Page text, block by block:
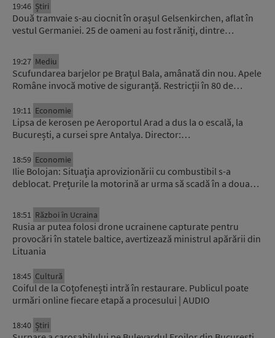
19:46 Știri
Două tramvaie s-au ciocnit în orașul Gelsenkirchen, aflat în
vestul Germaniei. 25 de oameni au fost răniți, dintre…
19:27 Mediu
Scufundarea barjelor pe Brațul Bala, amânată din nou. Apele
Române invocă motive de siguranță. Restricții în 80 de…
19:11 Economie
Lipsa de kerosen pe Aeroportul Arad a dus la o escală, la
București, a cursei spre Antalya. Director:…
18:59 Economie
Ilie Bolojan: Situaţia aprovizionării cu combustibil s-a
deblocat. Prețurile la motorină ar urma să scadă în a doua…
18:51 Război în Ucraina
Rusia ar putea folosi drone ucrainene capturate pentru
provocări în statele baltice, avertizează ministrul apărării din
Lituania
18:45 Cultură
Coiful de la Coțofenești intră în restaurare. Publicul poate
urmări online fiecare etapă a procesului | AUDIO
18:40 Știri